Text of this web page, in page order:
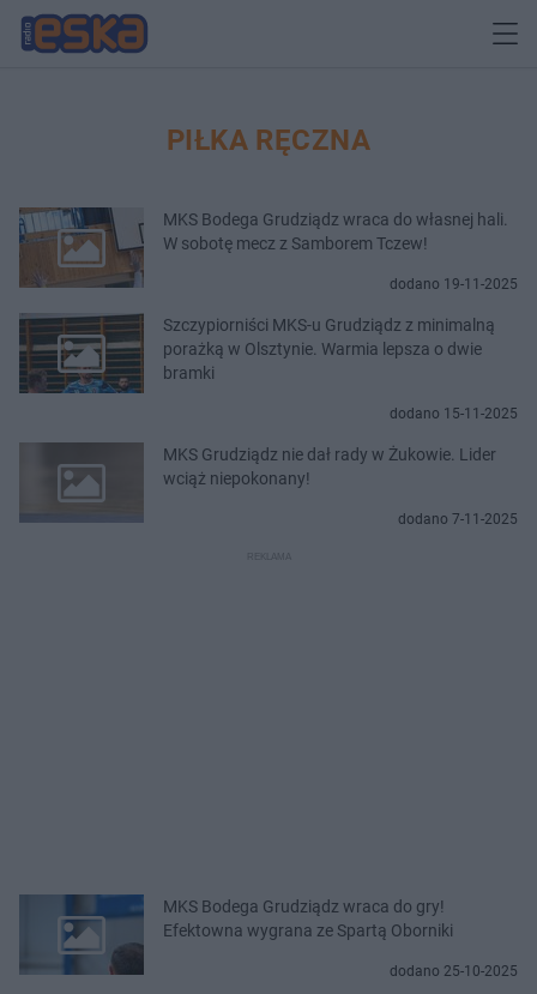
PIŁKA RĘCZNA
MKS Bodega Grudziądz wraca do własnej hali.
W sobotę mecz z Samborem Tczew!
dodano 19-11-2025
Szczypiorniści MKS-u Grudziądz z minimalną
porażką w Olsztynie. Warmia lepsza o dwie
bramki
dodano 15-11-2025
MKS Grudziądz nie dał rady w Żukowie. Lider
wciąż niepokonany!
dodano 7-11-2025
MKS Bodega Grudziądz wraca do gry!
Efektowna wygrana ze Spartą Oborniki
dodano 25-10-2025